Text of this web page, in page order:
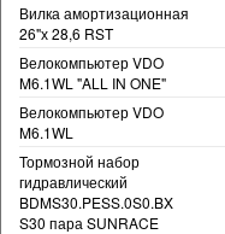
Вилка амортизационная
26"х 28,6 RST
Велокомпьютер VDO
M6.1WL "ALL IN ONE"
Велокомпьютер VDO
M6.1WL
Тормозной набор
гидравлический
BDMS30.PESS.0S0.BX
S30 пара SUNRACE